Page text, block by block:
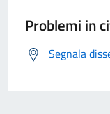
Problemi in
Segnala